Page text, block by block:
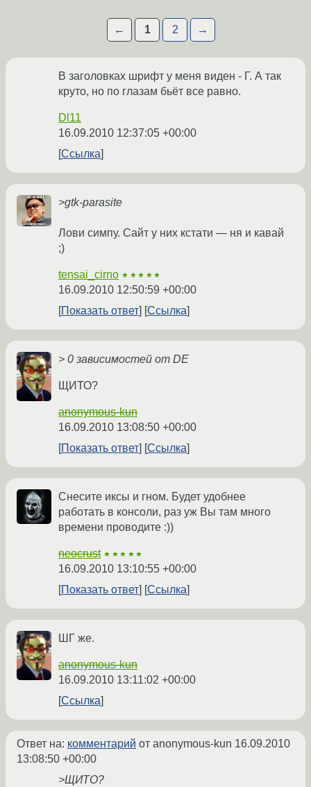
← 1 2 →
В заголовках шрифт у меня виден - Г. А так
круто, но по глазам бьёт все равно.
Dl11
16.09.2010 12:37:05 +00:00
Ссылка
>gtk-parasite
Лови симпу. Сайт у них кстати — ня и кавай
;)
tensai_cirno ★★★★★
16.09.2010 12:50:59 +00:00
Показать ответ
Ссылка
> 0 зависимостей от DE
ЩИТО?
anonymous-kun
16.09.2010 13:08:50 +00:00
Показать ответ
Ссылка
Снесите иксы и гном. Будет удобнее
работать в консоли, раз уж Вы там много
времени проводите :))
neocrust ★★★★★
16.09.2010 13:10:55 +00:00
Показать ответ
Ссылка
ШГ же.
anonymous-kun
16.09.2010 13:11:02 +00:00
Ссылка
Ответ на: комментарий от anonymous-kun 16.09.2010
13:08:50 +00:00
>ЩИТО?